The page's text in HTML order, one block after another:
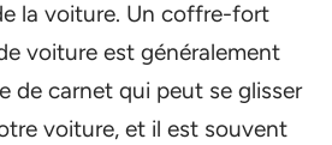
la voiture. Un coffre-fort
voiture est généralement
de carnet qui peut se glisser
voiture, et il est souvent